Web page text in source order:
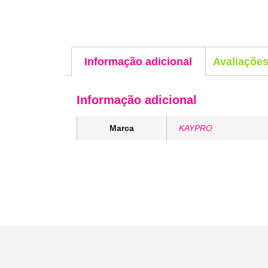
Informação adicional
Informação adicional
Marca KAYPRO